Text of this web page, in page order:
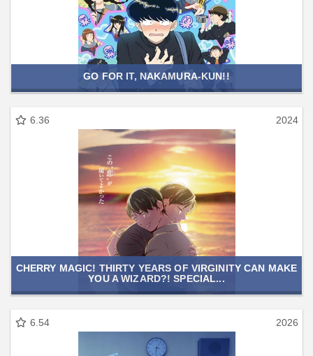
GO FOR IT, NAKAMURA-KUN!!
6.36 2024
CHERRY MAGIC! THIRTY YEARS OF VIRGINITY CAN MAKE
YOU A WIZARD?! SPECIAL...
6.54 2026